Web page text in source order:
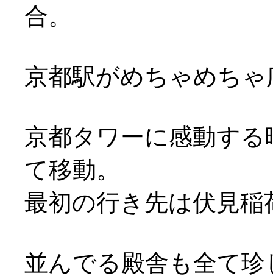
合。
京都駅がめちゃめち
京都タワーに感動す
て移動。
最初の行き先は伏見稲
並んでる殿舎も全て